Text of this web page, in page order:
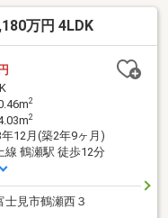
子様の通学も安心■周
ン：徒歩5分・ドラッ
：車で約4分・鶴瀬小
9分・羽沢郵便局：徒
万円 4LDK
2
2
12月(築2年9ヶ月)
線 鶴瀬駅 徒歩12分
士見市鶴瀬西３